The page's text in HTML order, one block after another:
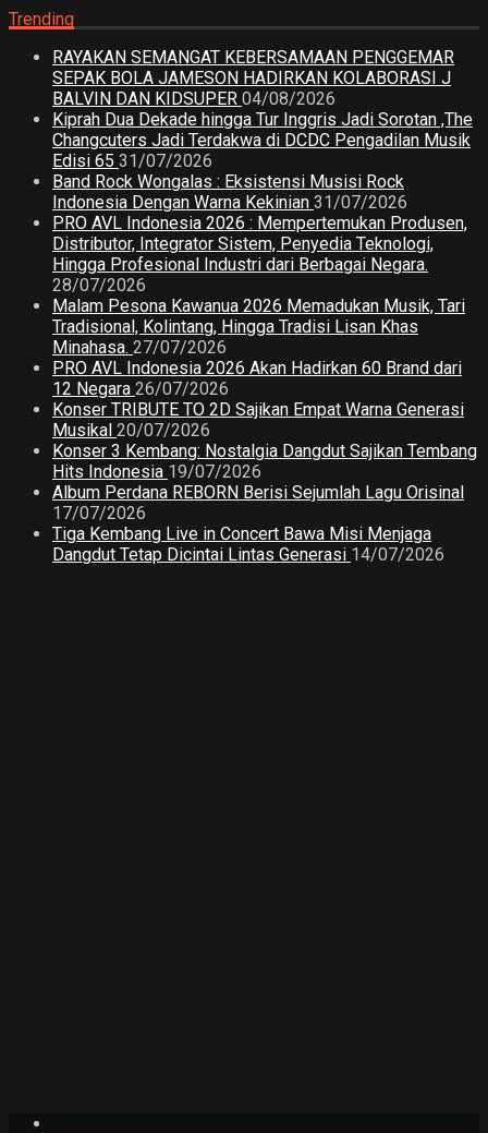
Trending
RAYAKAN SEMANGAT KEBERSAMAAN PENGGEMAR
SEPAK BOLA JAMESON HADIRKAN KOLABORASI J
BALVIN DAN KIDSUPER 04/08/2026
Kiprah Dua Dekade hingga Tur Inggris Jadi Sorotan ,The
Changcuters Jadi Terdakwa di DCDC Pengadilan Musik
Edisi 65 31/07/2026
Band Rock Wongalas : Eksistensi Musisi Rock
Indonesia Dengan Warna Kekinian 31/07/2026
PRO AVL Indonesia 2026 : Mempertemukan Produsen,
Distributor, Integrator Sistem, Penyedia Teknologi,
Hingga Profesional Industri dari Berbagai Negara.
28/07/2026
Malam Pesona Kawanua 2026 Memadukan Musik, Tari
Tradisional, Kolintang, Hingga Tradisi Lisan Khas
Minahasa. 27/07/2026
PRO AVL Indonesia 2026 Akan Hadirkan 60 Brand dari
12 Negara 26/07/2026
Konser TRIBUTE TO 2D Sajikan Empat Warna Generasi
Musikal 20/07/2026
Konser 3 Kembang: Nostalgia Dangdut Sajikan Tembang
Hits Indonesia 19/07/2026
Album Perdana REBORN Berisi Sejumlah Lagu Orisinal
17/07/2026
Tiga Kembang Live in Concert Bawa Misi Menjaga
Dangdut Tetap Dicintai Lintas Generasi 14/07/2026